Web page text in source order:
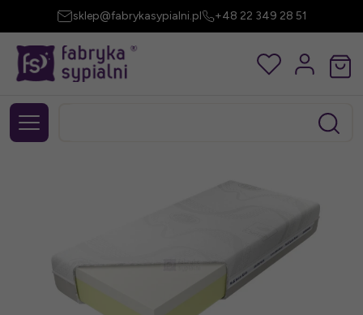
sklep@fabrykasypialni.pl +48 22 349 28 51